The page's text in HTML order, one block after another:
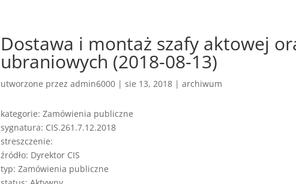
Dostawa i montaż szafy aktowej
ubraniowych (2018-08-13)
utworzone przezadmin6000 |sie 13, 2018 |archiwum
kategorie: Zamówienia publiczne
sygnatura: CIS.261.7.12.2018
streszczenie:
źródło: Dyrektor CIS
typ: Zamówienia publiczne